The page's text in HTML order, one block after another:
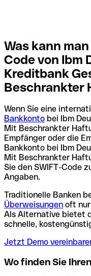
Was kann
Code von Ibm
Kreditbank
Beschrankter
Wenn Sie eine
Bankkonto bei Ibm
Mit Beschrankter
Empfänger oder die
Bankkonto bei Ibm
Mit Beschrankter
Sie den SWIFT-Code
Angaben.
Traditionelle Banken
Überweisungen oft nur
Als Alternative bietet
schnelle,
Jetzt Demo
Wo finden Sie